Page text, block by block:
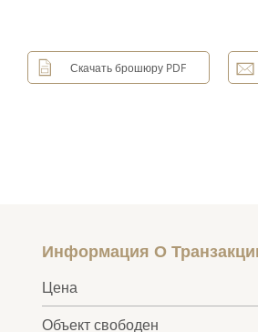
Скачать брошюру PDF
Информация О
Цена
Объект свободен